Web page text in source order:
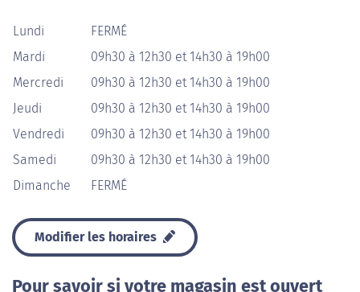
Lundi
FERMÉ
Mardi
09h30 à 12h30 et 14h30 à 19h00
Mercredi
09h30 à 12h30 et 14h30 à 19h00
Jeudi
09h30 à 12h30 et 14h30 à 19h00
Vendredi
09h30 à 12h30 et 14h30 à 19h00
Samedi
09h30 à 12h30 et 14h30 à 19h00
Dimanche
FERMÉ
Modifier les horaires
Pour savoir si votre magasin est ouvert